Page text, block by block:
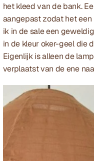
het kleed van de bank.
aangepast zodat het een
ik in de sale een
in de kleur oker-geel die
Eigenlijk is alleen de
verplaatst van de ene